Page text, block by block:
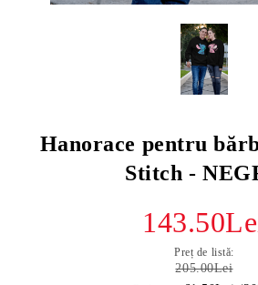
Hanorace pentru
Stitch -
Preț de listă:
205.00Lei